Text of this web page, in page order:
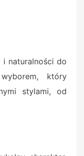
i naturalności do
który
stylami, od